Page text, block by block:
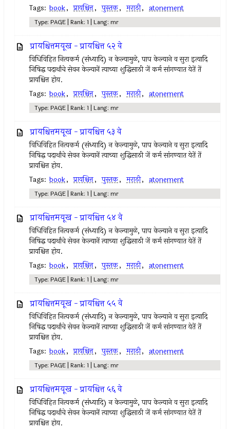
Tags: book, प्रायश्चित्त, पुस्तक, मराठी, atonement
Type: PAGE | Rank: 1 | Lang: mr
प्रायश्चित्तमयूख - प्रायश्चित्त ५२ वे
विधिविहित नित्‍यकर्म (संध्यादि) न केल्‍यामुळे, पाप केल्याने व सुरा इत्‍यादि
निषिद्ध पदार्थांचे सेवन केल्‍यानें त्‍याच्या शुद्धिसाठी जें कर्म सांगण्यात येतें तें
प्रायश्चित्त होय.
Tags: book, प्रायश्चित्त, पुस्तक, मराठी, atonement
Type: PAGE | Rank: 1 | Lang: mr
प्रायश्चित्तमयूख - प्रायश्चित्त ५३ वे
विधिविहित नित्‍यकर्म (संध्यादि) न केल्‍यामुळे, पाप केल्याने व सुरा इत्‍यादि
निषिद्ध पदार्थांचे सेवन केल्‍यानें त्‍याच्या शुद्धिसाठी जें कर्म सांगण्यात येतें तें
प्रायश्चित्त होय.
Tags: book, प्रायश्चित्त, पुस्तक, मराठी, atonement
Type: PAGE | Rank: 1 | Lang: mr
प्रायश्चित्तमयूख - प्रायश्चित्त ५४ वे
विधिविहित नित्‍यकर्म (संध्यादि) न केल्‍यामुळे, पाप केल्याने व सुरा इत्‍यादि
निषिद्ध पदार्थांचे सेवन केल्‍यानें त्‍याच्या शुद्धिसाठी जें कर्म सांगण्यात येतें तें
प्रायश्चित्त होय.
Tags: book, प्रायश्चित्त, पुस्तक, मराठी, atonement
Type: PAGE | Rank: 1 | Lang: mr
प्रायश्चित्तमयूख - प्रायश्चित्त ५५ वे
विधिविहित नित्‍यकर्म (संध्यादि) न केल्‍यामुळे, पाप केल्याने व सुरा इत्‍यादि
निषिद्ध पदार्थांचे सेवन केल्‍यानें त्‍याच्या शुद्धिसाठी जें कर्म सांगण्यात येतें तें
प्रायश्चित्त होय.
Tags: book, प्रायश्चित्त, पुस्तक, मराठी, atonement
Type: PAGE | Rank: 1 | Lang: mr
प्रायश्चित्तमयूख - प्रायश्चित्त ५६ वे
विधिविहित नित्‍यकर्म (संध्यादि) न केल्‍यामुळे, पाप केल्याने व सुरा इत्‍यादि
निषिद्ध पदार्थांचे सेवन केल्‍यानें त्‍याच्या शुद्धिसाठी जें कर्म सांगण्यात येतें तें
प्रायश्चित्त होय.